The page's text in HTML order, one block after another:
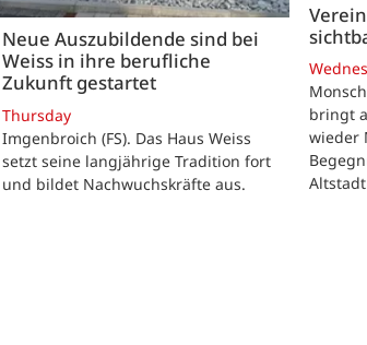
Neue Auszubildende sind bei
Weiss in ihre berufliche
Zukunft gestartet
Thursday
Imgenbroich (FS). Das Haus Weiss
setzt seine langjährige Tradition fort
und bildet Nachwuchskräfte aus.
bringt
wieder